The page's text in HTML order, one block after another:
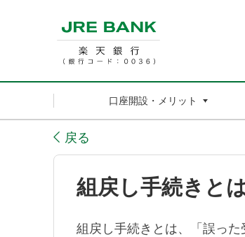
口座開設・メリット
戻る
組戻し手続きと
組戻し手続きとは、「誤っ